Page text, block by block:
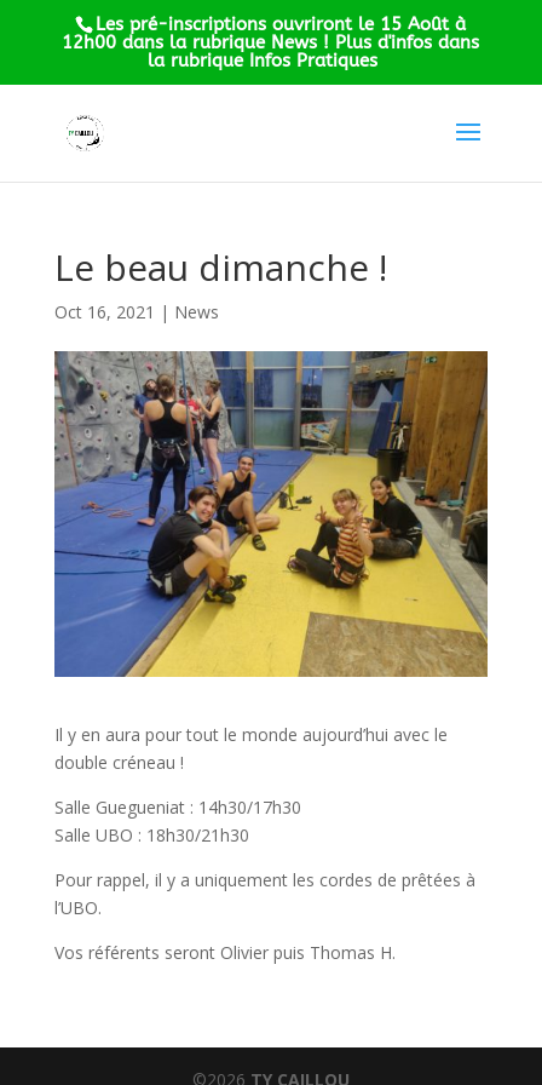
Les pré-inscriptions ouvriront le 15 Août à
12h00 dans la rubrique News ! Plus d'infos dans
la rubrique Infos Pratiques
Le beau dimanche !
Oct 16, 2021 | News
Il y en aura pour tout le monde aujourd’hui avec le
double créneau !
Salle Guegueniat : 14h30/17h30
Salle UBO : 18h30/21h30
Pour rappel, il y a uniquement les cordes de prêtées à
l’UBO.
Vos référents seront Olivier puis Thomas H.
©2026 TY CAILLOU